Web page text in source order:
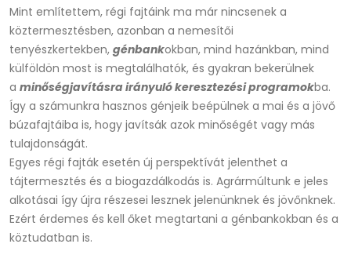
Mint említettem, régi fajtáink ma már nincsenek a
köztermesztésben, azonban a nemesítői
tenyészkertekben, génbankokban, mind hazánkban, mind
külföldön most is megtalálhatók, és gyakran bekerülnek
a minőségjavításra irányuló keresztezési programokba.
Így a számunkra hasznos génjeik beépülnek a mai és a jövő
búzafajtáiba is, hogy javítsák azok minőségét vagy más
tulajdonságát.
Egyes régi fajták esetén új perspektívát jelenthet a
tájtermesztés és a biogazdálkodás is. Agrármúltunk e jeles
alkotásai így újra részesei lesznek jelenünknek és jövőnknek.
Ezért érdemes és kell őket megtartani a génbankokban és a
köztudatban is.